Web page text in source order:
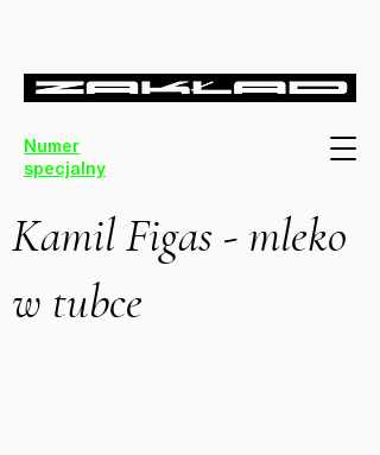
Numer
specjalny
Kamil Figas - mleko
w tubce